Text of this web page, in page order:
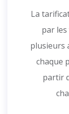
La
par
plusieurs
chaque
partir